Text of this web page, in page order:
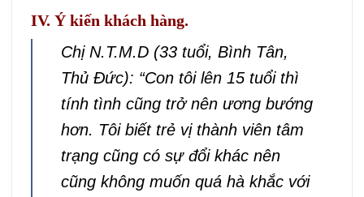
IV. Ý kiến khách hàng.
Chị N.T.M.D (33 tuổi, Bình Tân,
Thủ Đức): “Con tôi lên 15 tuổi thì
tính tình cũng trở nên ương bướng
hơn. Tôi biết trẻ vị thành viên tâm
trạng cũng có sự đổi khác nên
cũng không muốn quá hà khắc với